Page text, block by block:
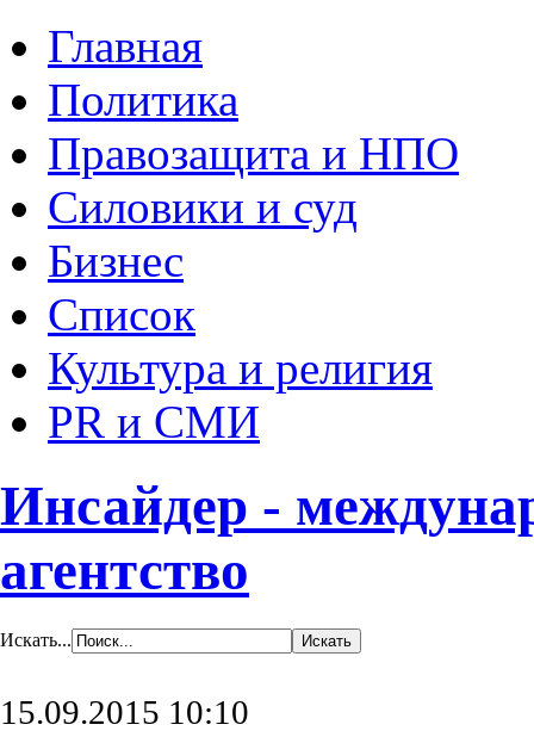
Главная
Политика
Правозащита и НПО
Силовики и суд
Бизнес
Список
Культура и религия
PR и СМИ
Инсайдер -
агентство
Искать...
15.09.2015 10:10